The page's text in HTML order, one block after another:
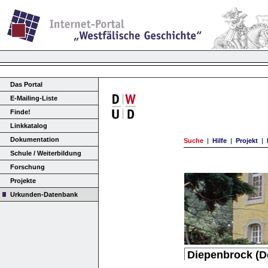
Das Portal
E-Mailing-Liste
Finde!
Linkkatalog
Dokumentation
Schule / Weiterbildung
Forschung
Projekte
Urkunden-Datenbank
Suche | Hilfe | Projekt |
Diepenbrock